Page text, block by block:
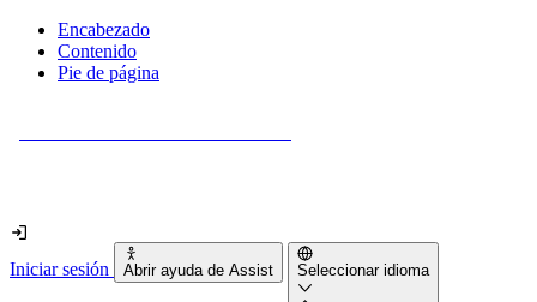
Encabezado
Contenido
Pie de página
Iniciar sesión Abrir ayuda de Assist Seleccionar idioma